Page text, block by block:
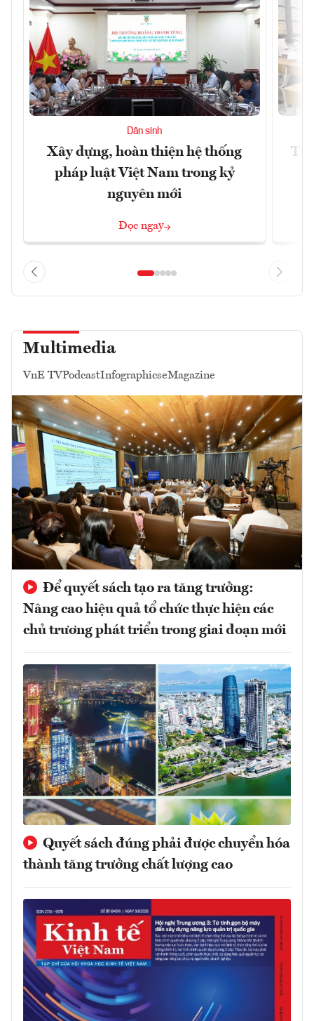
Dân sinh
Xây dựng, hoàn thiện hệ thống
pháp luật Việt Nam trong kỷ
nguyên mới
Đọc ngay
Multimedia
VnE TVPodcastInfographicseMagazine
Để quyết sách tạo ra tăng trưởng:
Nâng cao hiệu quả tổ chức thực hiện các
chủ trương phát triển trong giai đoạn mới
Quyết sách đúng phải được chuyển hóa
thành tăng trưởng chất lượng cao